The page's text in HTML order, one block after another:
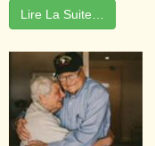
Lire La Suite…